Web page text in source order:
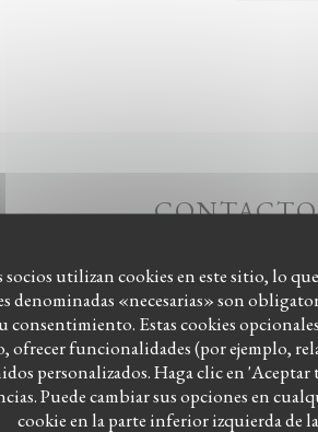
socios utilizan cookies en este sitio, lo
denominadas «necesarias» son
consentimiento. Estas cookies
ofrecer funcionalidades (por ejemplo,
personalizados. Haga clic en 'Aceptar
Puede cambiar sus opciones en
cookie en la parte inferior izquierda de
CONTACTO
¿Desea ponerse en contacto con
Rellene el siguiente
LE BISTROT DU